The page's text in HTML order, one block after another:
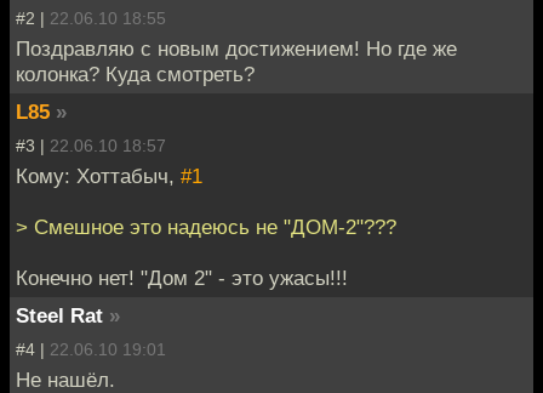
#2 | 22.06.10 18:55
Поздравляю с новым достижением! Но где же
колонка? Куда смотреть?
L85 »
#3 | 22.06.10 18:57
Кому: Хоттабыч, #1
> Смешное это надеюсь не "ДОМ-2"???
Конечно нет! "Дом 2" - это ужасы!!!
Steel Rat »
#4 | 22.06.10 19:01
Не нашёл.